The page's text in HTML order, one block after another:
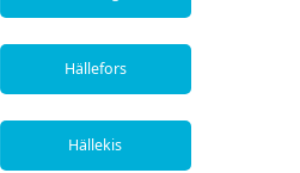
Hällefors
Hällekis